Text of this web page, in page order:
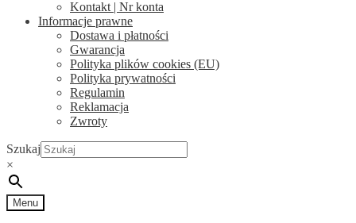
Kontakt | Nr konta
Informacje prawne
Dostawa i płatności
Gwarancja
Polityka plików cookies (EU)
Polityka prywatności
Regulamin
Reklamacja
Zwroty
Szukaj
×
Menu